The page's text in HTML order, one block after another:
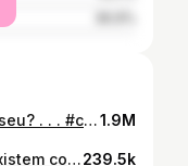
Meu lazer é esse aí! . . Qual é o seu? . . . #costelaassada #churras #churrasqueira #bbqlife #bbqlovers #churrasqueiro #lazer #explore1.9M
Churrasco é minha paixão! . . . Existem coisas na vida que fazemos por amor, e não por grana, uma das minhas é o churrasco, ele mudou minha vida e tenho certeza que irá mudar mais ainda! . . . #bbqlife #churrasco #mestrechurrasqueiro #parrilla #churras #profissional #carne #carvão #americanbbq #qualidade #Churrasqueiro #buffet #evento #aniversario #almoço #barbecue #grill #brasa #carneboa #buffet #eventos #churras #porcoassado #carnesuína #suino #carnedeporcoassada #leitoa #explorar #explore239.5k